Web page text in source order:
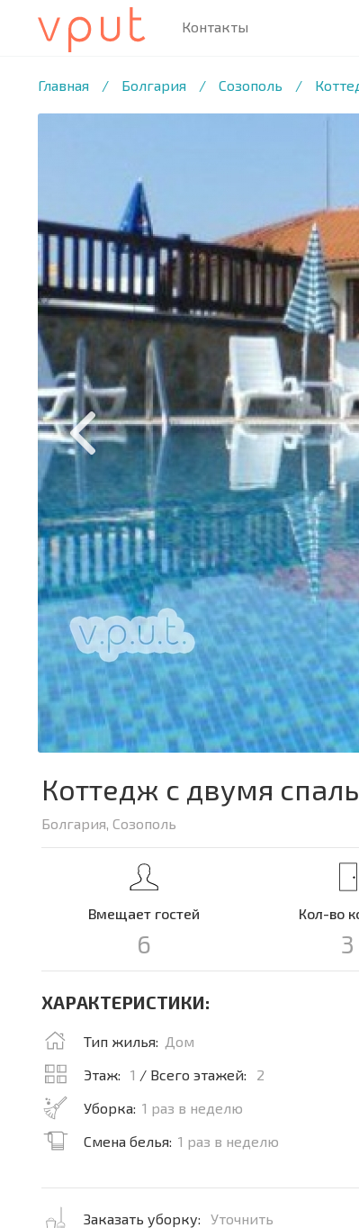
Контакты
Главная / Болгария / Созополь /
1 /19 ФОТО
Коттедж с двумя
Болгария, Созополь
Вмещает гостей
6
Кол-во
3
ХАРАКТЕРИСТИКИ:
Тип жилья: Дом
Этаж:
1 / Всего этажей:
2
Уборка: 1 раз в неделю
Смена белья: 1 раз в неделю
Заказать уборку:
Уточнить